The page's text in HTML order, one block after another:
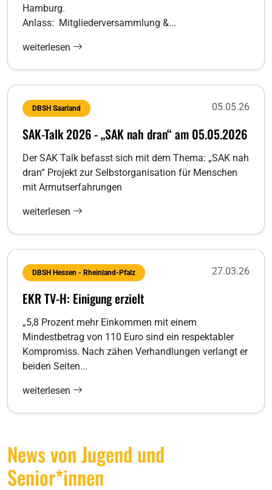
Hamburg.
Anlass: Mitgliederversammlung &...
weiterlesen
DBSH Saarland 05.05.26
SAK-Talk 2026 - „SAK nah dran“ am 05.05.2026
Der SAK Talk befasst sich mit dem Thema: „SAK nah
dran“ Projekt zur Selbstorganisation für Menschen
mit Armutserfahrungen
weiterlesen
DBSH Hessen - Rheinland-Pfalz 27.03.26
EKR TV-H: Einigung erzielt
„5,8 Prozent mehr Einkommen mit einem
Mindestbetrag von 110 Euro sind ein respektabler
Kompromiss. Nach zähen Verhandlungen verlangt er
beiden Seiten...
weiterlesen
News von Jugend und
Senior*innen